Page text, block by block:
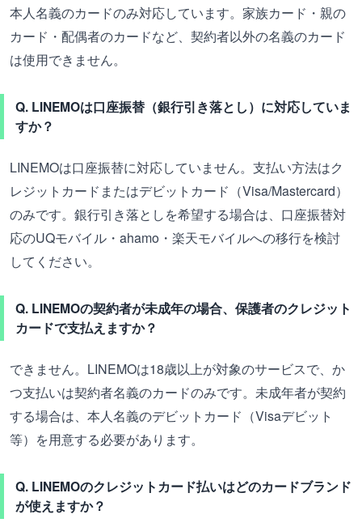
本人名義のカードのみ対応しています。家族カード・親の
カード・配偶者のカードなど、契約者以外の名義のカード
は使用できません。
Q. LINEMOは口座振替（銀行引き落とし）に対応していま
すか？
LINEMOは口座振替に対応していません。支払い方法はク
レジットカードまたはデビットカード（Visa/Mastercard）
のみです。銀行引き落としを希望する場合は、口座振替対
応のUQモバイル・ahamo・楽天モバイルへの移行を検討
してください。
Q. LINEMOの契約者が未成年の場合、保護者のクレジット
カードで支払えますか？
できません。LINEMOは18歳以上が対象のサービスで、か
つ支払いは契約者名義のカードのみです。未成年者が契約
する場合は、本人名義のデビットカード（Visaデビット
等）を用意する必要があります。
Q. LINEMOのクレジットカード払いはどのカードブランド
が使えますか？